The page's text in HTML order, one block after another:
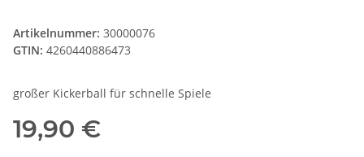
Artikelnummer: 30000076
GTIN: 4260440886473
großer Kickerball für schnelle Spiele
19,90 €